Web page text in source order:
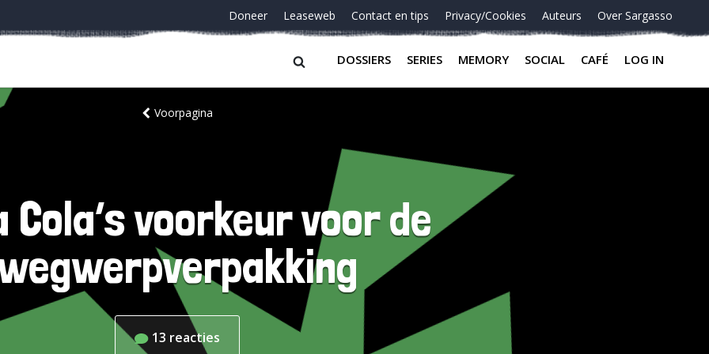
Doneer Leaseweb Contact en tips Privacy/Cookies Auteurs Over Sargasso
DOSSIERS SERIES MEMORY SOCIAL CAFÉ LOG IN
Voorpagina
Cola’s voorkeur voor de
13 reacties